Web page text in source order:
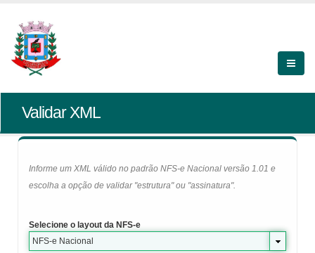
Validar XML
Informe um XML válido no padrão NFS-e Nacional versão 1.01 e
escolha a opção de validar "estrutura" ou "assinatura".
Selecione o layout da NFS-e
NFS-e Nacional